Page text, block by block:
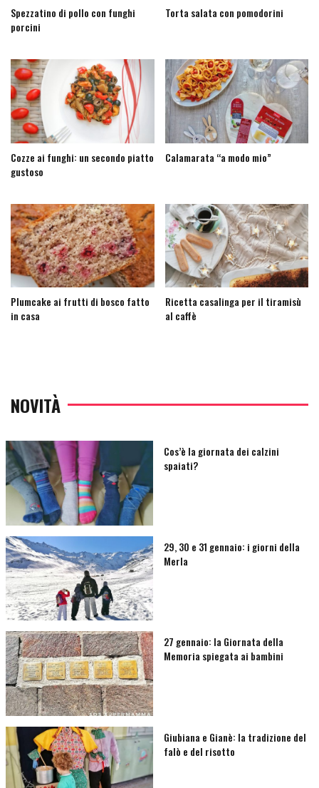
Spezzatino di pollo con funghi
porcini
Torta salata con pomodorini
Cozze ai funghi: un secondo piatto
gustoso
Calamarata “a modo mio”
Plumcake ai frutti di bosco fatto
in casa
Ricetta casalinga per il tiramisù
al caffè
NOVITÀ
Cos’è la giornata dei calzini
spaiati?
29, 30 e 31 gennaio: i giorni della
Merla
27 gennaio: la Giornata della
Memoria spiegata ai bambini
Giubiana e Gianè: la tradizione del
falò e del risotto